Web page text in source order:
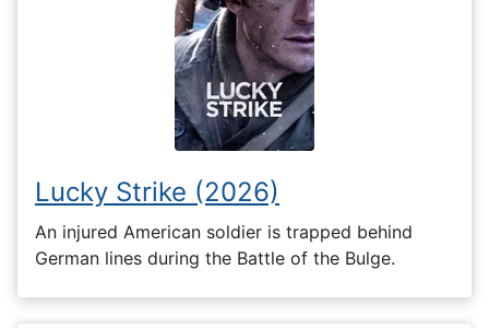
Lucky Strike (2026)
An injured American soldier is trapped behind
German lines during the Battle of the Bulge.